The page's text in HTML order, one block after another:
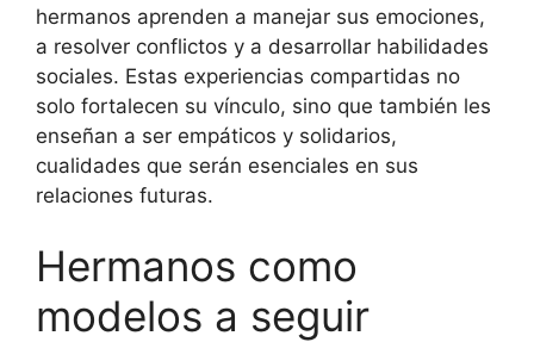
hermanos aprenden a manejar sus emociones,
a resolver conflictos y a desarrollar habilidades
sociales. Estas experiencias compartidas no
solo fortalecen su vínculo, sino que también les
enseñan a ser empáticos y solidarios,
cualidades que serán esenciales en sus
relaciones futuras.
Hermanos como
modelos a seguir